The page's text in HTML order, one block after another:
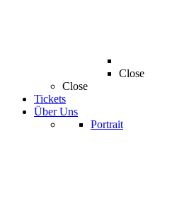
Close
Close
Tickets
Über Uns
Portrait